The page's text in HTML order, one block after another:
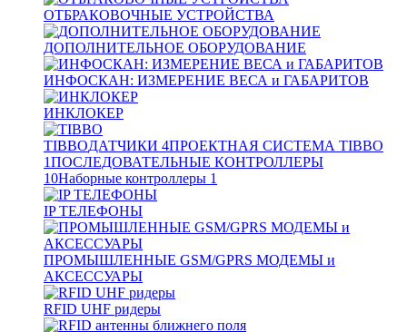
ОТБРАКОВОЧНЫЕ УСТРОЙСТВА
ДОПОЛНИТЕЛЬНОЕ ОБОРУДОВАНИЕ
ИНФОСКАН: ИЗМЕРЕНИЕ ВЕСА и ГАБАРИТОВ
ИНКЛОКЕР
TIBBOДАТЧИКИ 4ПРОЕКТНАЯ СИСТЕМА TIBBO
1ПОСЛЕДОВАТЕЛЬНЫЕ КОНТРОЛЛЕРЫ
10Наборные контроллеры 1
IP ТЕЛЕФОНЫ
ПРОМЫШЛЕННЫЕ GSM/GPRS МОДЕМЫ и
АКСЕССУАРЫ
RFID UHF ридеры